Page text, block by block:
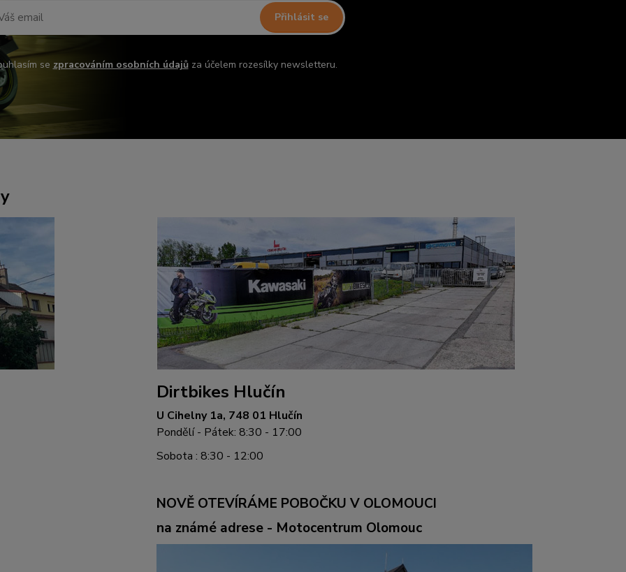
Přihlásit se
se zpracováním osobních údajůza účelem rozesílky newsletteru.
Dirtbikes Hlučín
U Cihelny 1a, 748 01 Hlučín
Pondělí - Pátek: 8:30 - 17:00
Sobota : 8:30 - 12:00
NOVĚ OTEVÍRÁME POBOČKU V OLOMOUCI
na známé adrese - Motocentrum Olomouc